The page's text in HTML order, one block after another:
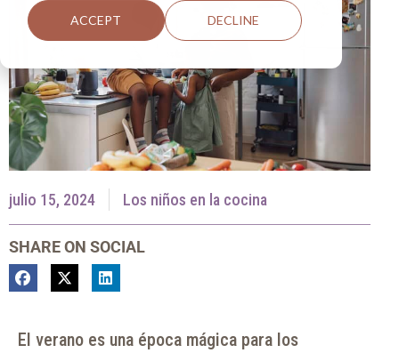
ACCEPT DECLINE
julio 15, 2024 Los niños en la cocina
SHARE ON SOCIAL
El verano es una época mágica para los